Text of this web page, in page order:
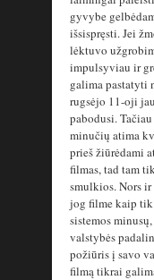
gyvybe
išsispręsti. Jei
lėktuvo
impulsyviau ir
galima pastatyti
rugsėjo 11-oji
pabodusi.
minučių atima
prieš žiūrėdami
filmas, tad tam
smulkios. Nors
jog filme kaip tik
sistemos
valstybės
požiūris į savo
filmą tikrai